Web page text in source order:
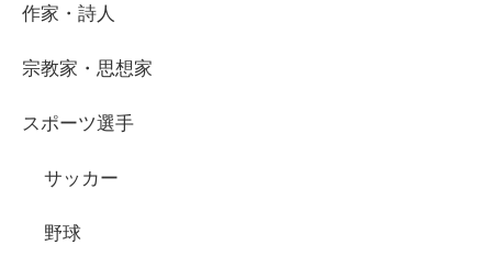
作家・詩人
宗教家・思想家
スポーツ選手
サッカー
野球